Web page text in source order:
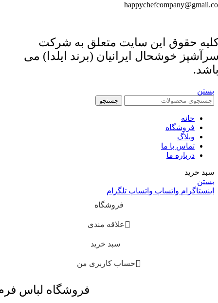
حقوق این سایت متعلق به شرکت
خوشحال ایرانیان (برند ایلدا) می
بستن
جستجو
خانه
فروشگاه
وبلاگ
تماس با ما
درباره ما
سبد خرید
بستن
اینستاگرام واتساپ واتساپ تلگرام
فروشگاه
علاقه مندی
سبد خرید
حساب کاربری من
فروشگاه لباس